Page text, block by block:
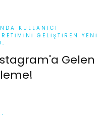
KULLANICI
GELIŞTIREN YENI
Gelen